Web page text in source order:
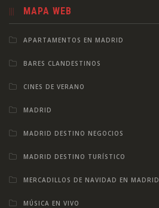
MAPA WEB
APARTAMENTOS EN MADRID
BARES CLANDESTINOS
CINES DE VERANO
MADRID
MADRID DESTINO NEGOCIOS
MADRID DESTINO TURÍSTICO
MERCADILLOS DE NAVIDAD EN MADRID
MÚSICA EN VIVO